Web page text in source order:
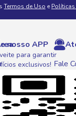
Termos de Uso e
Fale
nosso APP
para garantir
exclusivos!